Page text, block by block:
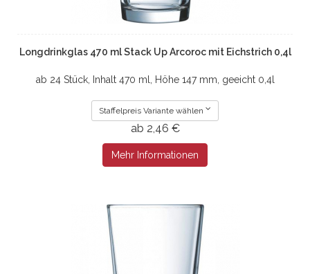
Longdrinkglas 470 ml Stack Up Arcoroc mit Eichstrich 0,4l
ab 24 Stück, Inhalt 470 ml, Höhe 147 mm, geeicht 0,4l
Staffelpreis Variante wählen
ab 2,46 €
Mehr Informationen